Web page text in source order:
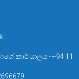
කාර් යාලය - +94 11